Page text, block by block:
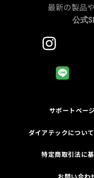
最新の製品
公式
サポートペー
ダイアテックについて
特定商取引法に